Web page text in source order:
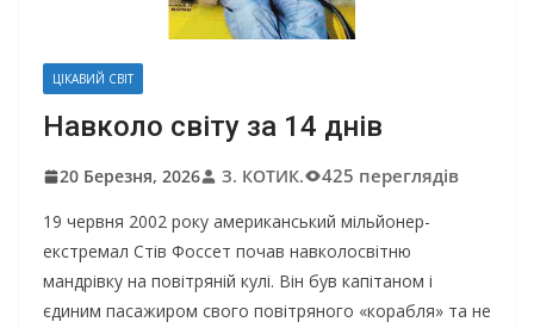
ЦІКАВИЙ СВІТ
Навколо світу за 14 днів
20 Березня, 2026 З. КОТИК. 425 переглядів
19 червня 2002 року американський мільйонер-
екстремал Стів Фоссет почав навколосвітню
мандрівку на повітряній кулі. Він був капітаном і
єдиним пасажиром свого повітряного «корабля» та не